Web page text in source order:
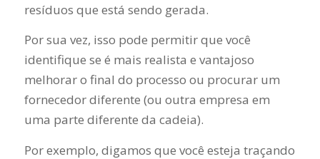
resíduos que está sendo gerada.
Por sua vez, isso pode permitir que você
identifique se é mais realista e vantajoso
melhorar o final do processo ou procurar um
fornecedor diferente (ou outra empresa em
uma parte diferente da cadeia).
Por exemplo, digamos que você esteja traçando